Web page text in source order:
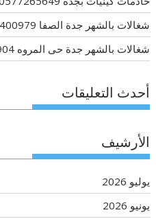
شغالات بالشهر جدة الصفا 0571400979
شغالات بالشهر جدة حى المروه 0562346904
أحدث التعليقات
الأرشيف
يوليو 2026
يونيو 2026